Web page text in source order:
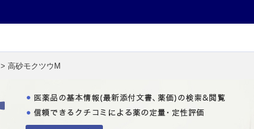
> 高砂モクツウM